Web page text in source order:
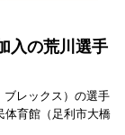
入の荒川選手
ブレックス）の選手
体育館（足利市大橋